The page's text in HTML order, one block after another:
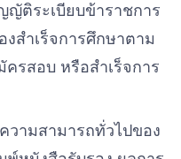
ญัติระเบียบข้าราชการ
งสําเร็จการศึกษาตาม
ครสอบ หรือสําเร็จการ
วามสามารถทั่วไปของ